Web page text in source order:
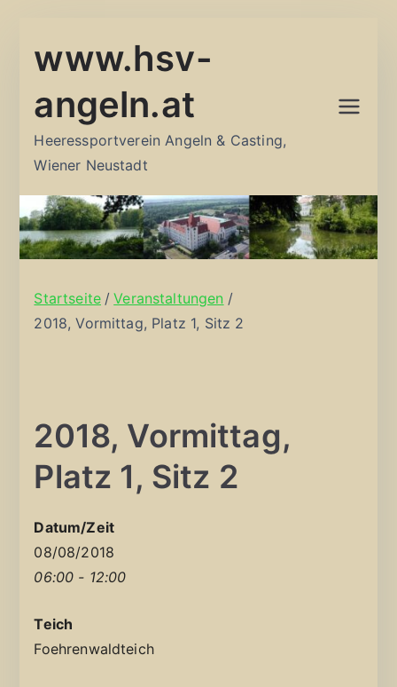
Inhalt
www.hsv-
angeln.at
Heeressportverein Angeln & Casting,
Wiener Neustadt
Startseite
Veranstaltungen
2018, Vormittag, Platz 1, Sitz 2
2018, Vormittag,
Platz 1, Sitz 2
Datum/Zeit
08/08/2018
06:00 - 12:00
Teich
Foehrenwaldteich